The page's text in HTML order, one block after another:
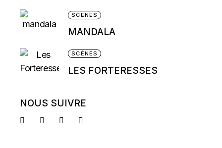
SCÈNES
MANDALA
SCÈNES
LES FORTERESSES
NOUS SUIVRE